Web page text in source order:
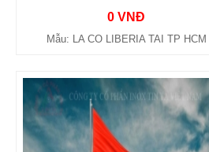
0 VNĐ
Mẫu: LA CO LIBERIA TAI TP HCM